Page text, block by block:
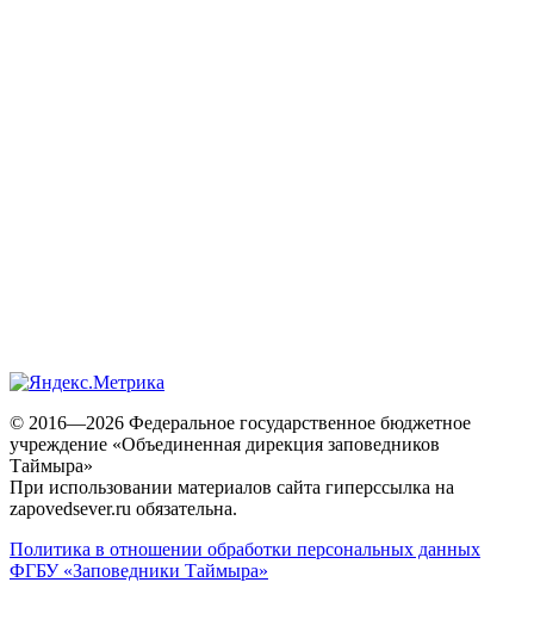
© 2016—2026 Федеральное государственное бюджетное
учреждение «Объединенная дирекция заповедников
Таймыра»
При использовании материалов сайта гиперссылка на
zapovedsever.ru обязательна.
Политика в отношении обработки персональных данных
ФГБУ «Заповедники Таймыра»